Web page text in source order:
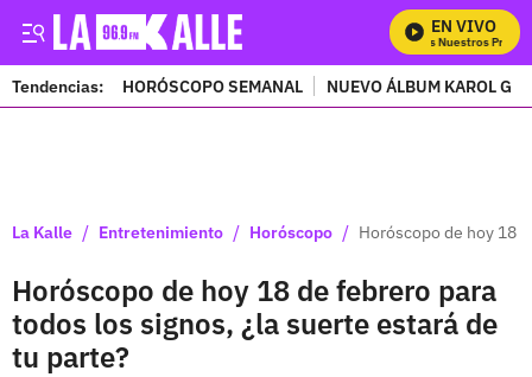
EN VIVO
Mira Todos Nuestros
Tendencias: HORÓSCOPO SEMANAL NUEVO ÁLBUM KAROL G
La Kalle / Entretenimiento / Horóscopo / Horóscopo de hoy 18
Horóscopo de hoy 18 de febrero para
todos los signos, ¿la suerte estará de
tu parte?